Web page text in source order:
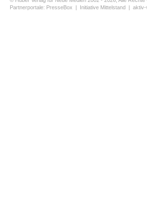
Partnerportale: PresseBox | Initiative Mittelstand | aktiv-